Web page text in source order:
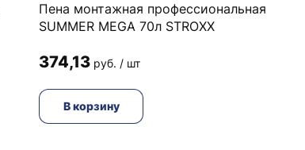
Пена монтажная профессиональная
SUMMER MEGA 70л STROXX
374,13 руб. / шт
В корзину